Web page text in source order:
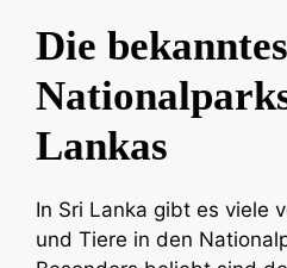
Die
Lankas
In Sri Lanka gibt es viele
und Tiere in den